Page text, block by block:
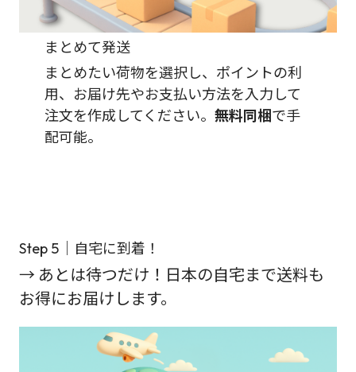
まとめて発送
まとめたい荷物を選択し、ポイントの利
用、お届け先やお支払い方法を入力して
注文を作成してください。 無料同梱で手
配可能。
Step 5｜自宅に到着！
→ あとは待つだけ！日本の自宅まで送料も
お得にお届けします。